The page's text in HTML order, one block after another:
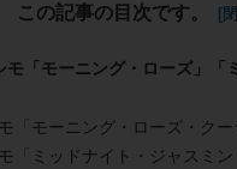
この記事の目次です。
モ「モーニング・ローズ」「
「モーニング・ローズ・クー
「ミッドナイト・ジャスミン